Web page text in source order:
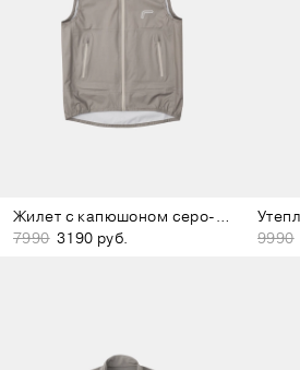
Жилет с капюшоном серо-зелёный
7990 3190 руб.
9990